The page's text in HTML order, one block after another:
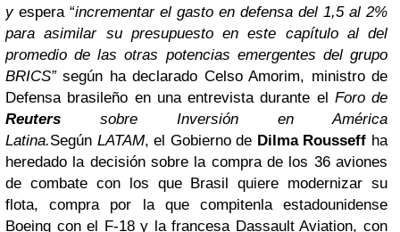
y espera “incrementar el gasto en defensa del 1,5 al 2%
para asimilar su presupuesto en este capítulo al del
promedio de las otras potencias emergentes del grupo
BRICS”según ha declarado Celso Amorim, ministro de
Defensa brasileño en una entrevista durante el Foro de
Reuters sobre Inversión en América
Latina.Según LATAM, el Gobierno de Dilma Rousseff ha
heredado la decisión sobre la compra de los 36 aviones
de combate con los que Brasil quiere modernizar su
flota, compra por la que compitenla estadounidense
Boeing con el F-18 y la francesa Dassault Aviation, con